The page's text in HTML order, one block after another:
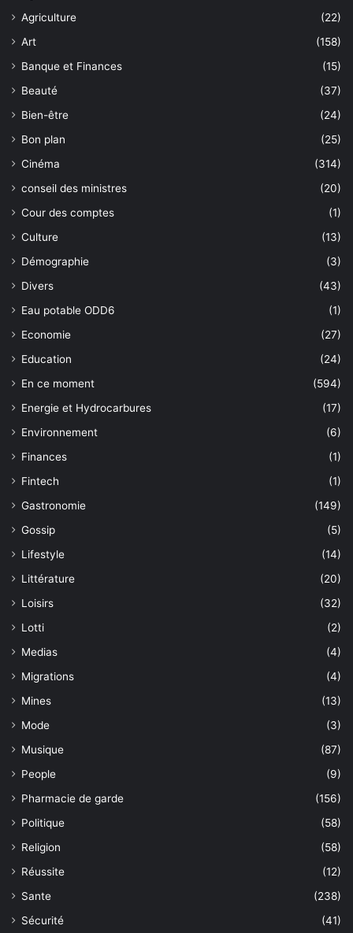
Agriculture
(22)
Art
(158)
Banque et Finances
(15)
Beauté
(37)
Bien-être
(24)
Bon plan
(25)
Cinéma
(314)
conseil des ministres
(20)
Cour des comptes
(1)
Culture
(13)
Démographie
(3)
Divers
(43)
Eau potable ODD6
(1)
Economie
(27)
Education
(24)
En ce moment
(594)
Energie et Hydrocarbures
(17)
Environnement
(6)
Finances
(1)
Fintech
(1)
Gastronomie
(149)
Gossip
(5)
Lifestyle
(14)
Littérature
(20)
Loisirs
(32)
Lotti
(2)
Medias
(4)
Migrations
(4)
Mines
(13)
Mode
(3)
Musique
(87)
People
(9)
Pharmacie de garde
(156)
Politique
(58)
Religion
(58)
Réussite
(12)
Sante
(238)
Sécurité
(41)